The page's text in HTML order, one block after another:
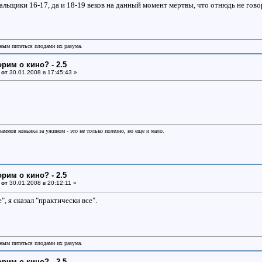
16-17, да и 18-19 веков на данный момент мертвы, что отнюдь не
питаться плодами их разума.
о кино? - 2.5
30.01.2008 в 17:45:43 »
коньяка за ужином - это не только полезно, но еще и мало.
о кино? - 2.5
30.01.2008 в 20:12:11 »
я сказал "практически все".
питаться плодами их разума.